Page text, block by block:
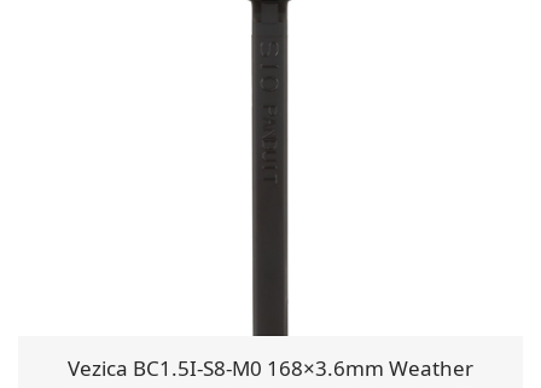
Vezica BC1.5I-S8-M0 168×3.6mm Weather